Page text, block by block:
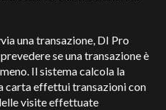
una transazione, DI Pro
se una transazione è
Il sistema calcola la
carta effettui transazioni con
visite effettuate